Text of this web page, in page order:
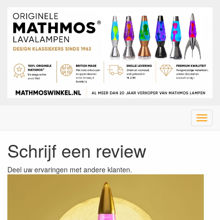
Menu
Schrijf een review
Deel uw ervaringen met andere klanten.